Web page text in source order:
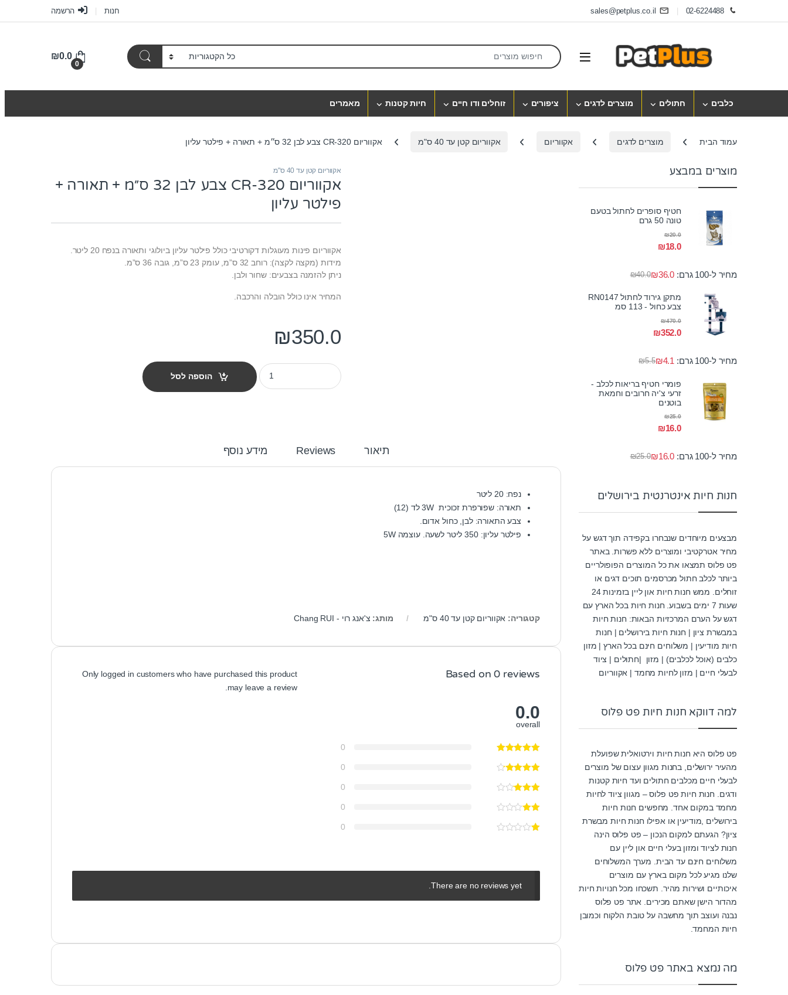
Skip to navigation
02-6224488
sales@petplus.co.il חנות הרשמה
Open
Search for:
0
₪0.0
כלבים חתולים מוצרים לדגים ציפורים זוחלים ודו חיים חיות קטנות מאמרים
עמוד הבית מוצרים לדגים אקווריום אקווריום קטן עד 40 ס"מ אקווריום CR-320 צבע לבן 32 ס״מ + תאורה + פילטר עליון
אקווריום קטן עד 40 ס"מ
אקווריום CR-320 צבע לבן 32 ס״מ + תאורה +
פילטר עליון
אקווריום פינות מעוגלות דקורטיבי כולל פילטר עליון ביולוגי ותאורה בנפח 20 ליטר.
מידות (מקצה לקצה): רוחב 32 ס”מ, עומק 23 ס”מ, גובה 36 ס”מ.
ניתן להזמנה בצבעים: שחור ולבן.
המחיר אינו כולל הובלה והרכבה.
₪350.0
אקווריום CR-320 צבע לבן 32 ס״מ + תאורה + פילטר עליון quantity
הוספה לסל
תיאור Reviews מידע נוסף
נפח: 20 ליטר
תאורה: שפורפרת זכוכית 3W לד (12)
צבע התאורה: לבן, כחול אדום.
פילטר עליון: 350 ליטר לשעה. עוצמה 5W
קטגוריה: אקווריום קטן עד 40 ס"מ מותג: צ'אנג רוי - Chang RUI
Based on 0 reviews
0.0
overall
0
0
0
0
0
Only logged in customers who have purchased this product
may leave a review.
There are no reviews yet.
מוצרים במבצע
חטיף סופרים לחתול בטעם
טונה 50 גרם
₪18.0
₪20.0
מחיר ל-100 גרם: ₪40.0₪36.0
מתקן גירוד לחתול RN0147
צבע כחול - 113 סמ
₪352.0
₪470.0
מחיר ל-100 גרם: ₪5.5₪4.1
פומרי חטיף בריאות לכלב -
זרעי צ'יה חרובים וחמאת
בוטנים
₪16.0
₪25.0
מחיר ל-100 גרם: ₪25.0₪16.0
חנות חיות אינטרנטית בירושלים
מבצעים מיוחדים שנבחרו בקפידה תוך דגש על
מחיר אטרקטיבי ומוצרים ללא פשרות. באתר
פט פלוס תמצאו את כל המוצרים הפופולריים
ביותר לכלב חתול מכרסמים תוכים דגים או
זוחלים. ממש חנות חיות און ליין בזמינות 24
שעות 7 ימים בשבוע. חנות חיות בכל הארץ עם
דגש על הערם המרכזיות הבאות: חנות חיות
במבשרת ציון | חנות חיות בירושלים | חנות
חיות מודיעין | משלוחים חינם בכל הארץ | מזון
כלבים (אוכל לכלבים) | מזון |חתולים | ציוד
לבעלי חיים | מזון לחיות מחמד | אקווריום
למה דווקא חנות חיות פט פלוס
פט פלוס היא חנות חיות וירטואלית שפועלת
מהעיר ירושלים, בחנות מגוון עצום של מוצרים
לבעלי חיים מכלבים חתולים ועד חיות קטנות
ודגים. חנות חיות פט פלוס – מגוון ציוד לחיות
מחמד במקום אחד. מחפשים חנות חיות
בירושלים ,מודיעין או אפילו חנות חיות מבשרת
ציון? הגעתם למקום הנכון – פט פלוס הינה
חנות לציוד ומזון בעלי חיים און ליין עם
משלוחים חינם עד הבית. מערך המשלוחים
שלנו מגיע לכל מקום בארץ עם מוצרים
איכותיים ושירות מהיר. תשכחו מכל חנויות חיות
מהדור הישן שאתם מכירים. אתר פט פלוס
נבנה ועוצב תוך מחשבה על טובת הלקוח וכמובן
חיות המחמד.
מה נמצא באתר פט פלוס